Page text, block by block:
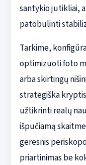
santykio jutikliai,
patobulinti
Tarkime,
optimizuoti foto
arba skirtingų
strategiška
užtikrinti realų
išpučiamą
geresnis
priartinimas be